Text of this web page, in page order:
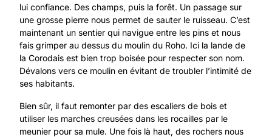
lui confiance. Des champs, puis la forêt. Un passage sur
une grosse pierre nous permet de sauter le ruisseau. C’est
maintenant un sentier qui navigue entre les pins et nous
fais grimper au dessus du moulin du Roho. Ici la lande de
la Corodais est bien trop boisée pour respecter son nom.
Dévalons vers ce moulin en évitant de troubler l’intimité de
ses habitants.
Bien sûr, il faut remonter par des escaliers de bois et
utiliser les marches creusées dans les rocailles par le
meunier pour sa mule. Une fois là haut, des rochers nous